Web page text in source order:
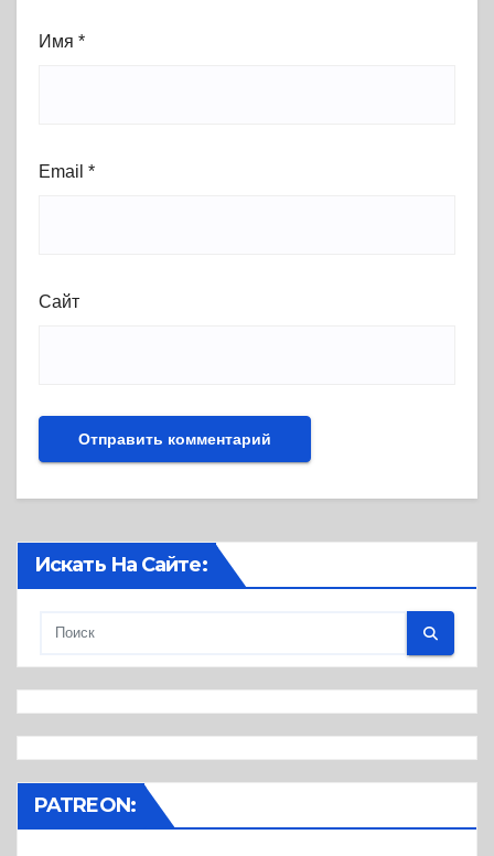
Имя *
Email *
Сайт
Искать На Сайте:
PATREON: